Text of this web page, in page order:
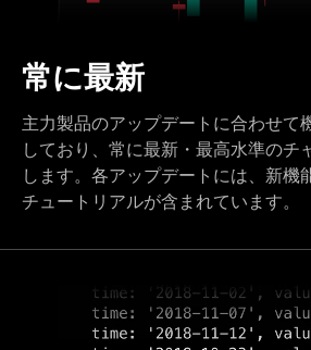
常に最新
主力製品のアップデートに合わせて
しており、常に最新・最高水準のチ
します。各アップデートには、新機
チュートリアルが含まれています。